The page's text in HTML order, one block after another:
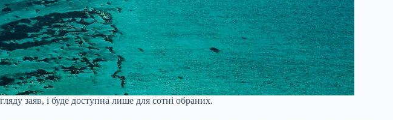
заяв, і буде доступна лише для сотні обраних.